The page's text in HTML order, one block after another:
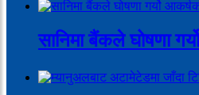
सानिमा बैंकले घोषणा